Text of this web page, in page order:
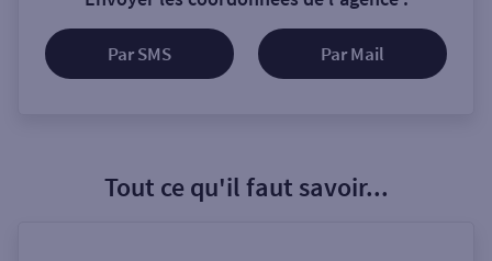
Par SMS Par Mail
Tout ce qu'il faut savoir...